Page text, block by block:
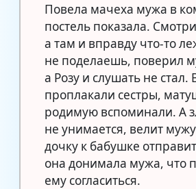
Повела мачеха мужа в
постель показала.
а там и вправду что-то
не поделаешь, поверил
а Розу и слушать не стал.
проплакали сестры,
родимую вспоминали. А
не унимается, велит
дочку к бабушке
она донимала мужа, что
ему согласиться.